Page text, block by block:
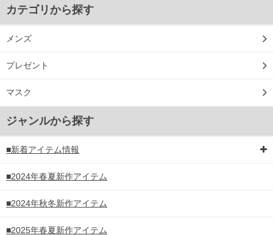
DETAIL
カテゴリから探す
メンズ
プレゼント
マスク
ジャンルから探す
■新着アイテム情報
■2024年春夏新作アイテム
■2024年秋冬新作アイテム
■2025年春夏新作アイテム